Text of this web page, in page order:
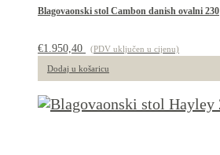
Blagovaonski stol Cambon danish ovalni 230
€1.950,40 (PDV uključen u cijenu)
Dodaj u košaricu